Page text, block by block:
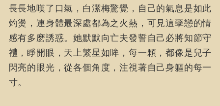
長長地嘆了口氣，白潔梅驚覺，自己的氣息是如此
灼燙，連身體最深處都為之火熱，可見這孽戀的情
感有多麽誘惑。她默默向亡夫發誓自己必將知節守
禮，睜開眼，天上繁星如眸，每一顆，都像是兒子
閃亮的眼光，從各個角度，注視著自己身軀的每一
寸。